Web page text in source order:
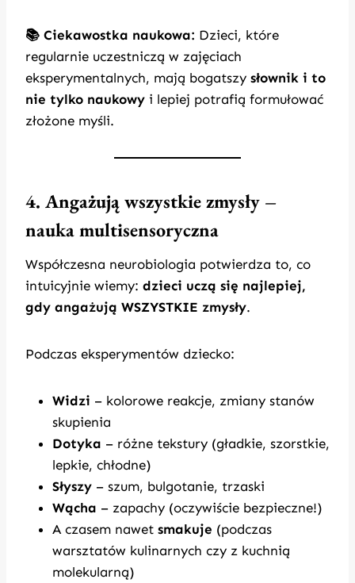
📚 Ciekawostka naukowa: Dzieci, które
regularnie uczestniczą w zajęciach
eksperymentalnych, mają bogatszy słownik i to
nie tylko naukowy i lepiej potrafią formułować
złożone myśli.
4. Angażują wszystkie zmysły –
nauka multisensoryczna
Współczesna neurobiologia potwierdza to, co
intuicyjnie wiemy: dzieci uczą się najlepiej,
gdy angażują WSZYSTKIE zmysły.
Podczas eksperymentów dziecko:
Widzi – kolorowe reakcje, zmiany stanów
skupienia
Dotyka – różne tekstury (gładkie, szorstkie,
lepkie, chłodne)
Słyszy – szum, bulgotanie, trzaski
Wącha – zapachy (oczywiście bezpieczne!)
A czasem nawet smakuje (podczas
warsztatów kulinarnych czy z kuchnią
molekularną)